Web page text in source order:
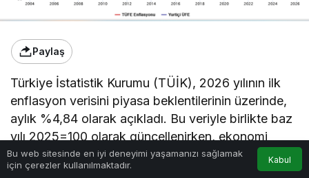
Paylaş
Türkiye İstatistik Kurumu (TÜİK), 2026 yılının ilk
enflasyon verisini piyasa beklentilerinin üzerinde,
aylık %4,84 olarak açıkladı. Bu veriyle birlikte baz
yılı 2025=100 olarak güncellenirken, ekonomi
dünyasının devleri faiz ve enflasyon tahminlerini
revize etmeye başladı.
Bu web sitesinde en iyi deneyimi yaşamanızı sağlamak
için çerezler kullanılmaktadır.
Kabul